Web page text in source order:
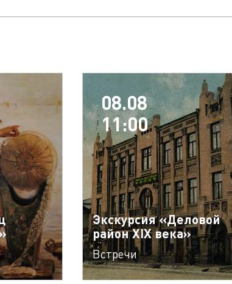
08.08
11:00
Экскурсия «Деловой
район XIX века»
Встречи